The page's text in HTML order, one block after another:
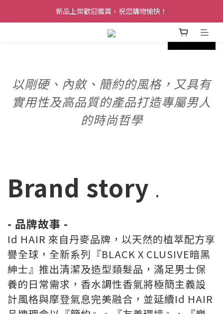
新品上架歡迎鑑賞，祝您購物愉快！
prev next
以剛硬、內斂、簡約的風格，又具有
實用性及高品質的產品打造專屬男人
的時尚哲學
Brand story .
- 品牌故事 -
Id HAIR 來自丹麥品牌，以天然的植萃配方享
譽全球，全新系列『BLACK X CLUSIVE暗黑
紳士』推出清潔及造型類髮品，滿足男士保
養的日常需求，香水調性香氣將極簡主義設
計風格與摩登氣息完美融合，並延續Id HAIR